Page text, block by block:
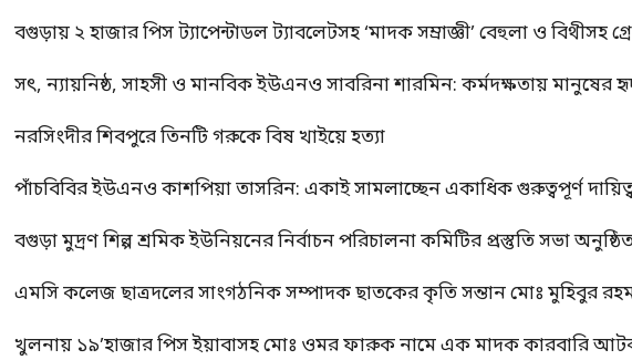
বগুড়ায় ২ হাজার পিস ট্যাপেন্টাডল ট্যাবলেটসহ ‘মাদক সম্রাজ্ঞী’ বেহুলা ও বিথীসহ
সৎ, ন্যায়নিষ্ঠ, সাহসী ও মানবিক ইউএনও সাবরিনা শারমিন: কর্মদক্ষতায়
নরসিংদীর শিবপুরে তিনটি গরুকে বিষ খাইয়ে হত্যা
পাঁচবিবির ইউএনও কাশপিয়া তাসরিন: একাই সামলাচ্ছেন একাধিক গুরুত্বপূর্ণ
বগুড়া মুদ্রণ শিল্প শ্রমিক ইউনিয়নের নির্বাচন পরিচালনা কমিটির প্রস্তুতি সভা
এমসি কলেজ ছাত্রদলের সাংগঠনিক সম্পাদক ছাতকের কৃতি সন্তান মোঃ মুহিবুর
খুলনায় ১৯’হাজার পিস ইয়াবাসহ মোঃ ওমর ফারুক নামে এক মাদক কারবারি